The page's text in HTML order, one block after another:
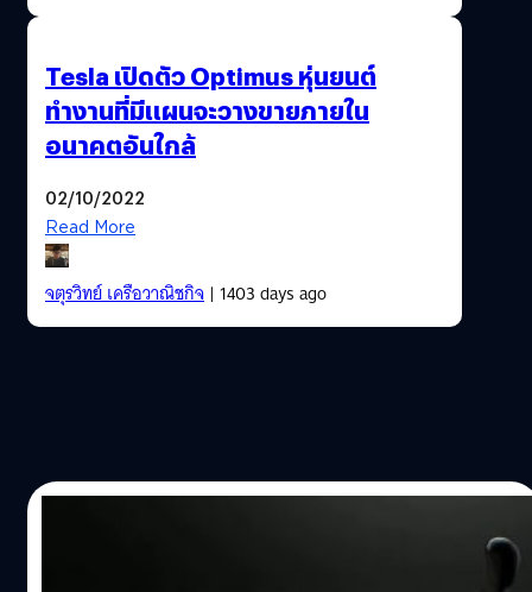
Tesla เปิดตัว Optimus หุ่นยนต์
ทำงานที่มีแผนจะวางขายภายใน
อนาคตอันใกล้
02/10/2022
Read More
จตุรวิทย์ เครือวาณิชกิจ| 1403 days ago
Elon Musk เลื่อนจัดงาน Tesla AI Day ไปเป็น